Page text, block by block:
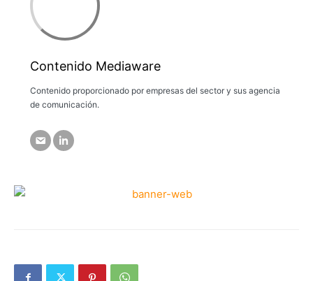
Contenido Mediaware
Contenido proporcionado por empresas del sector y sus agencia
de comunicación.